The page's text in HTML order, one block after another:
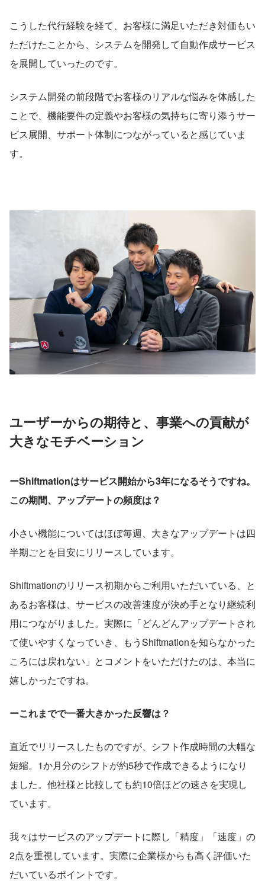
こうした代行経験を経て、お客様に満足いただき対価もい
ただけたことから、システムを開発して自動作成サービス
を展開していったのです。
システム開発の前段階でお客様のリアルな悩みを体感した
ことで、機能要件の定義やお客様の気持ちに寄り添うサー
ビス展開、サポート体制につながっていると感じていま
す。
ユーザーからの期待と、事業への貢献が
大きなモチベーション
ーShiftmationはサービス開始から3年になるそうですね。
この期間、アップデートの頻度は？
小さい機能についてはほぼ毎週、大きなアップデートは四
半期ごとを目安にリリースしています。
Shiftmationのリリース初期からご利用いただいている、と
あるお客様は、サービスの改善速度が決め手となり継続利
用につながりました。実際に「どんどんアップデートされ
て使いやすくなっていき、もうShiftmationを知らなかった
ころには戻れない」とコメントをいただけたのは、本当に
嬉しかったですね。
ーこれまでで一番大きかった反響は？
直近でリリースしたものですが、シフト作成時間の大幅な
短縮。1か月分のシフトが約5秒で作成できるようになり
ました。他社様と比較しても約10倍ほどの速さを実現し
ています。
我々はサービスのアップデートに際し「精度」「速度」の
2点を重視しています。実際に企業様からも高く評価いた
だいているポイントです。